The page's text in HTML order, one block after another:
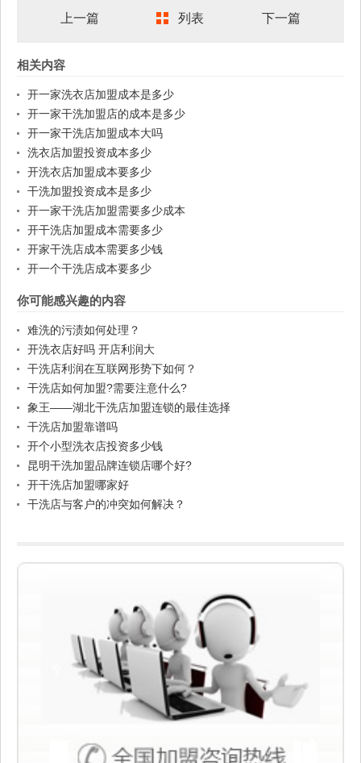
上一篇 列表 下一篇
相关内容
开一家洗衣店加盟成本是多少
开一家干洗加盟店的成本是多少
开一家干洗店加盟成本大吗
洗衣店加盟投资成本多少
开洗衣店加盟成本要多少
干洗加盟投资成本是多少
开一家干洗店加盟需要多少成本
开干洗店加盟成本需要多少
开家干洗店成本需要多少钱
开一个干洗店成本要多少
你可能感兴趣的内容
难洗的污渍如何处理？
开洗衣店好吗 开店利润大
干洗店利润在互联网形势下如何？
干洗店如何加盟?需要注意什么?
象王——湖北干洗店加盟连锁的最佳选择
干洗店加盟靠谱吗
开个小型洗衣店投资多少钱
昆明干洗加盟品牌连锁店哪个好?
开干洗店加盟哪家好
干洗店与客户的冲突如何解决？